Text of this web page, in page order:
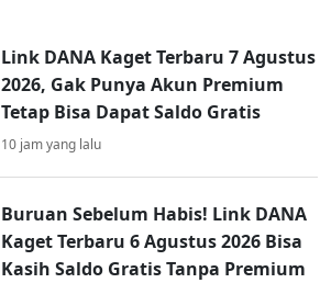
Link DANA Kaget Terbaru 7 Agustus
2026, Gak Punya Akun Premium
Tetap Bisa Dapat Saldo Gratis
10 jam yang lalu
Buruan Sebelum Habis! Link DANA
Kaget Terbaru 6 Agustus 2026 Bisa
Kasih Saldo Gratis Tanpa Premium